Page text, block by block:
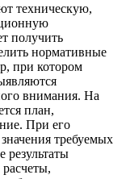
техническую,
получить
нормативные
при котором
внимания. На
план,
При его
требуемых
результаты